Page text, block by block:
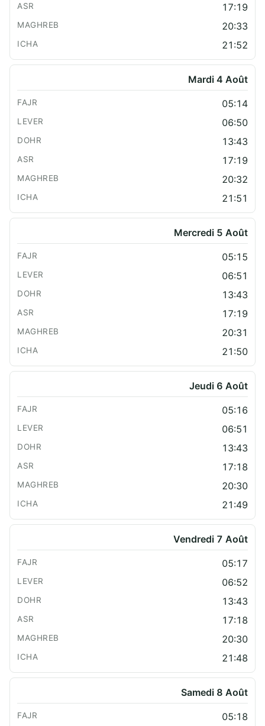
17:19
20:33
21:52
Mardi 4 Août
05:14
06:50
13:43
17:19
20:32
21:51
Mercredi 5 Août
05:15
06:51
13:43
17:19
20:31
21:50
Jeudi 6 Août
05:16
06:51
13:43
17:18
20:30
21:49
Vendredi 7 Août
05:17
06:52
13:43
17:18
20:30
21:48
Samedi 8 Août
05:18